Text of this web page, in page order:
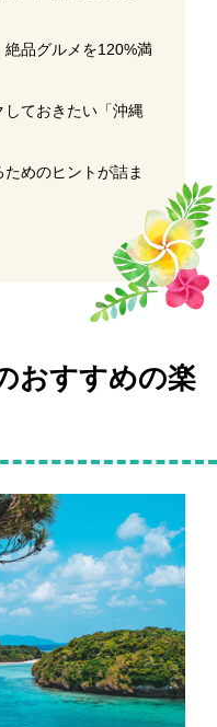
品グルメを120%満
ておきたい「沖縄
めのヒントが詰ま
おすすめの楽